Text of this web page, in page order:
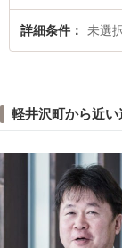
詳細条件 未選
軽井沢町から近